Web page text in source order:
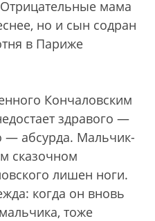
мама
но и сын содран
в Париже
Кончаловским
здравого —
— абсурда. Мальчик-
сказочном
лишен ноги.
когда он вновь
тоже